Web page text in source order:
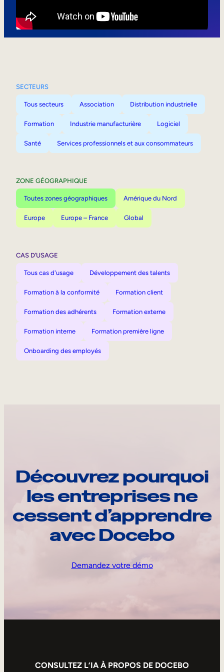
SECTEURS
Tous secteurs Association Distribution industrielle
Formation Industrie manufacturière Logiciel
Santé Services professionnels et aux consommateurs
ZONE GÉOGRAPHIQUE
Toutes zones géographiques Amérique du Nord
Europe Europe – France Global
CAS D’USAGE
Tous cas d'usage Développement des talents
Formation à la conformité Formation client
Formation des adhérents Formation externe
Formation interne Formation première ligne
Onboarding des employés
Découvrez pourquoi
les entreprises ne
cessent d’apprendre
avec Docebo
Demandez votre démo
CONSULTEZ L’IA À PROPOS DE DOCEBO